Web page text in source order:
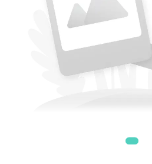
Aparate de respirat autonome
Accesorii generatoare
Camere Termice
Accesorii pentru camere de
Accesorii De Trecere A Apei Si